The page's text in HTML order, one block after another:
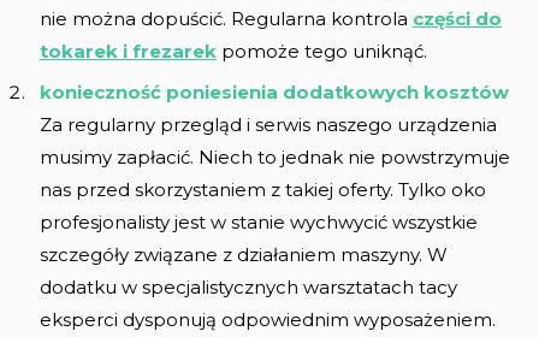
nie można dopuścić. Regularna kontrola części do
tokarek i frezarekpomoże tego uniknąć.
konieczność poniesienia dodatkowych kosztów
Za regularny przegląd i serwis naszego urządzenia
musimy zapłacić. Niech to jednak nie powstrzymuje
nas przed skorzystaniem z takiej oferty. Tylko oko
profesjonalisty jest w stanie wychwycić wszystkie
szczegóły związane z działaniem maszyny. W
dodatku w specjalistycznych warsztatach tacy
eksperci dysponują odpowiednim wyposażeniem.